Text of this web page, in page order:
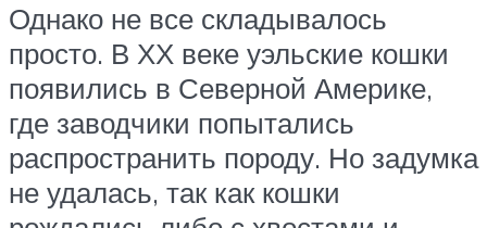
Однако не все складывалось
просто. В ХХ веке уэльские кошки
появились в Северной Америке,
где заводчики попытались
распространить породу. Но задумка
не удалась, так как кошки